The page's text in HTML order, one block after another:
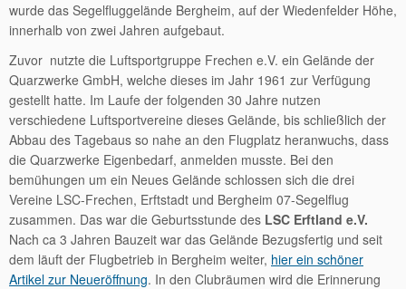
wurde das Segelfluggelände Bergheim, auf der Wiedenfelder Höhe,
innerhalb von zwei Jahren aufgebaut.
Zuvor nutzte die Luftsportgruppe Frechen e.V. ein Gelände der
Quarzwerke GmbH, welche dieses im Jahr 1961 zur Verfügung
gestellt hatte. Im Laufe der folgenden 30 Jahre nutzen
verschiedene Luftsportvereine dieses Gelände, bis schließlich der
Abbau des Tagebaus so nahe an den Flugplatz heranwuchs, dass
die Quarzwerke Eigenbedarf, anmelden musste. Bei den
bemühungen um ein Neues Gelände schlossen sich die drei
Vereine LSC-Frechen, Erftstadt und Bergheim 07-Segelflug
zusammen. Das war die Geburtsstunde des LSC Erftland e.V.
Nach ca 3 Jahren Bauzeit war das Gelände Bezugsfertig und seit
dem läuft der Flugbetrieb in Bergheim weiter, hier ein schöner
Artikel zur Neueröffnung. In den Clubräumen wird die Erinnerung